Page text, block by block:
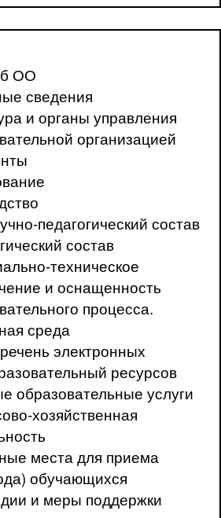
ОО
сведения
и органы управления
организацией
педагогический состав
состав
техническое
и оснащенность
процесса.
среда
электронных
ресурсов
образовательные услуги
хозяйственная
места для приема
обучающихся
и меры поддержки